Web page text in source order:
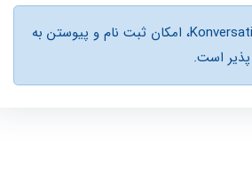
در صورت باز بودن ظرفيت کلاس مکالمه آزاد آلمانی Konversation A2-B1، امكان ثبت نام و پیوستن به
است.